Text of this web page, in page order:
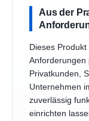
Aus der
Dieses
Anforderungen
Privatkunden,
Unternehmen
zuverlässig
einrichten